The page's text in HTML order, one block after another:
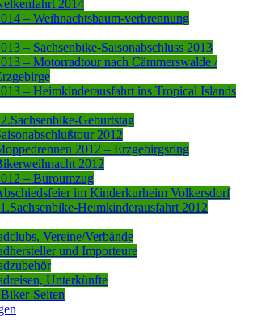
2014
– Weihnachtsbaum-verbrennung
– Sachsenbike-Saisonabschluss 2013
– Motorradtour nach Cämmerswalde /
– Heimkinderausfahrt ins Tropical Islands
Geburtstag
2012
2012 – Erzgebirgsring
2012
– Büroumzug
im Kinderkurheim Volkersdorf
Heimkinderausfahrt 2012
Vereine/Verbände
und Importeure
Unterkünfte
Seiten